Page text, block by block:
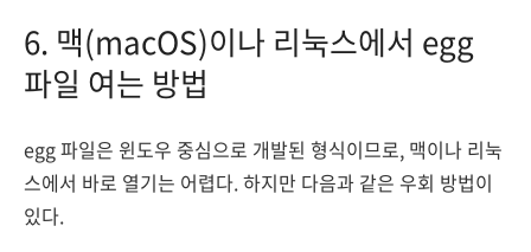
6. 맥(macOS)이나 리눅스에서 egg
파일 여는 방법
egg 파일은 윈도우 중심으로 개발된 형식이므로, 맥이나 리눅
스에서 바로 열기는 어렵다. 하지만 다음과 같은 우회 방법이
있다.